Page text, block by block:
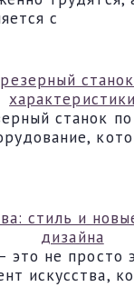
с
характеристики
станок
стиль и
дизайна
это не просто
искусства,